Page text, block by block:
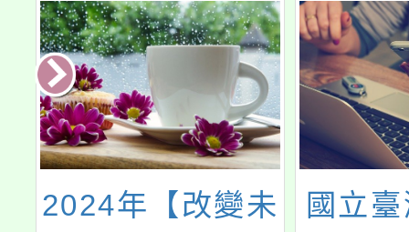
2024年【改變未
國立